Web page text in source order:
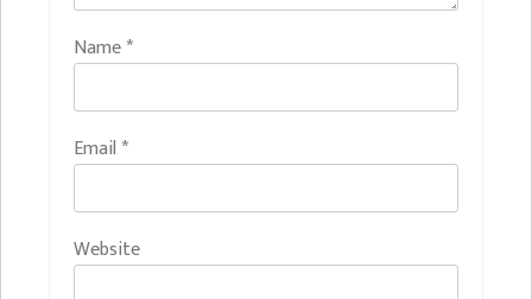
Name*
Email *
Website